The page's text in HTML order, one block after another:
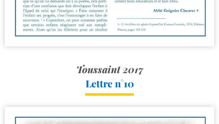
Toussaint 2017
Lettre n°10